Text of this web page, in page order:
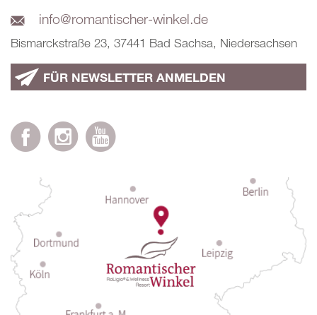
info@romantischer-winkel.de
Bismarckstraße 23, 37441 Bad Sachsa, Niedersachsen
FÜR NEWSLETTER ANMELDEN